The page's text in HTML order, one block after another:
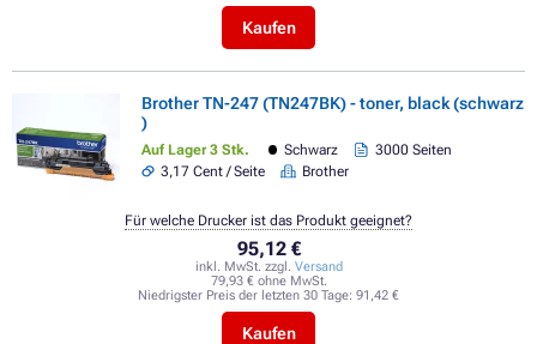
Kaufen
Brother TN-247 (TN247BK) - toner, black (schwarz
)
Auf Lager 3 Stk. Schwarz
3000 Seiten
3,17 Cent / Seite
Brother
95,12 €
inkl. MwSt. zzgl. Versand
79,93 € ohne MwSt.
Niedrigster Preis der letzten 30 Tage: 91,42 €
Kaufen
Für welche Drucker ist das Produkt geeignet?